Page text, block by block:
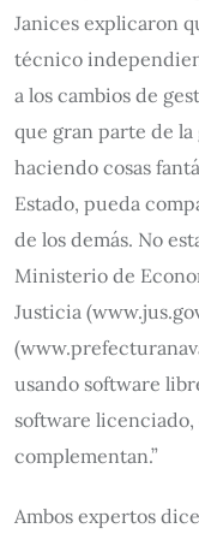
Janices explicaron
técnico
a los cambios de
que gran parte de la
haciendo cosas
Estado, pueda
de los demás. No
Ministerio de
Justicia
usando software
software licenciado,
complementan.”
Ambos expertos